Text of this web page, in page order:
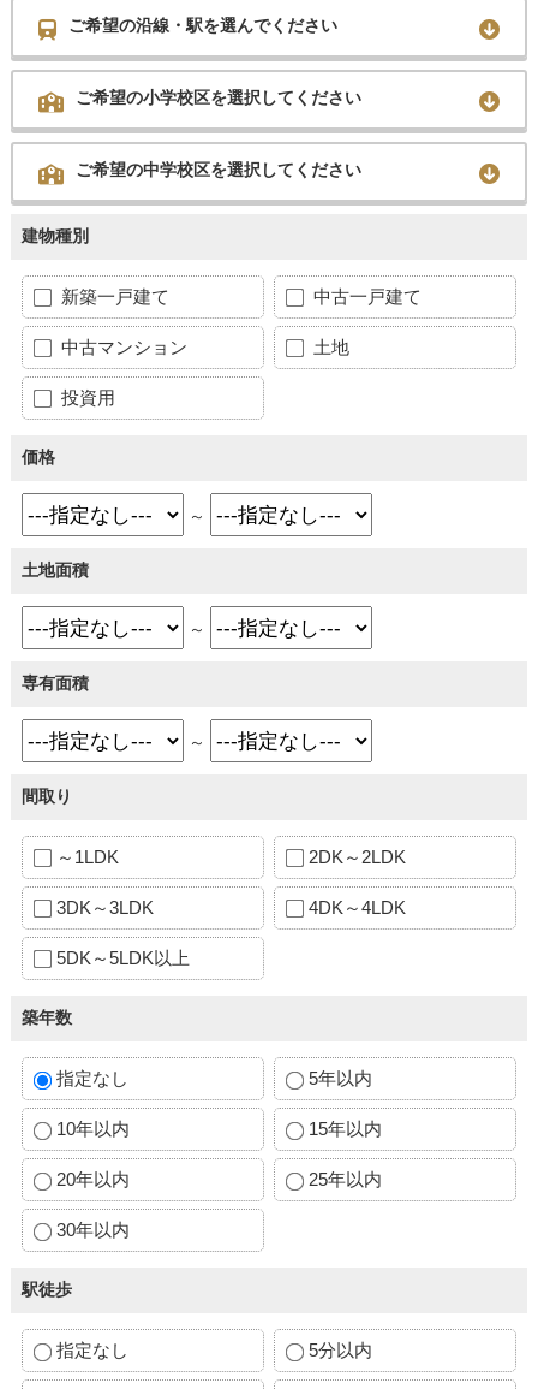
ご希望の沿線・駅を選んでください
ご希望の小学校区を選択してください
ご希望の中学校区を選択してください
建物種別
新築一戸建て 中古一戸建て
中古マンション 土地
投資用
価格
～
土地面積
～
専有面積
～
間取り
～1LDK 2DK～2LDK
3DK～3LDK 4DK～4LDK
5DK～5LDK以上
築年数
指定なし 5年以内
10年以内 15年以内
20年以内 25年以内
30年以内
駅徒歩
指定なし 5分以内